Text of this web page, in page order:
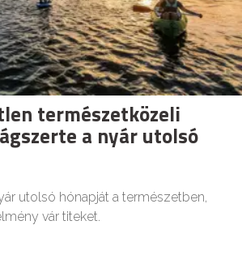
természetközeli
a nyár utolsó
utolsó hónapját a természetben,
vár titeket.